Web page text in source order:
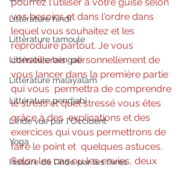
Littérature hindi
Littérature tamoule
Littérature bengali
Littérature malayalam
Littérature pendjabi
L'Inde vue par l'Occident
Yoga
Histoire de l'Inde par les livres
vos besoins et dans l'ordre dans
lequel vous souhaitez et les
reproduire partout. Je vous
conseillerais  personnellement de
vous lancer dans la première partie
qui vous  permettra de comprendre
le stress et quel stressé vous êtes
grâce à des  explications et des
exercices qui vous permettrons de
faire le point et  quelques astuces.
Selon les cas ou les envies, deux